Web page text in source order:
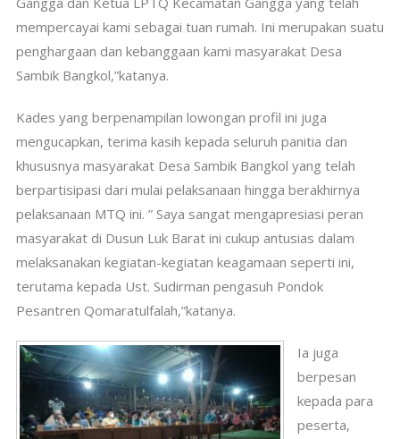
mempercayai kami sebagai tuan rumah. Ini merupakan suatu
penghargaan dan kebanggaan kami masyarakat Desa
Sambik Bangkol,”katanya.
Kades yang berpenampilan lowongan profil ini juga
mengucapkan, terima kasih kepada seluruh panitia dan
khususnya masyarakat Desa Sambik Bangkol yang telah
berpartisipasi dari mulai pelaksanaan hingga berakhirnya
pelaksanaan MTQ ini. ” Saya sangat mengapresiasi peran
masyarakat di Dusun Luk Barat ini cukup antusias dalam
melaksanakan kegiatan-kegiatan keagamaan seperti ini,
terutama kepada Ust. Sudirman pengasuh Pondok
Pesantren Qomaratulfalah,”katanya.
Ia juga
berpesan
kepada para
peserta,